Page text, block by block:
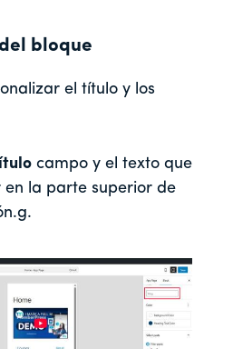
bloque
el título y los
campo y el texto que
en la parte superior de
g.